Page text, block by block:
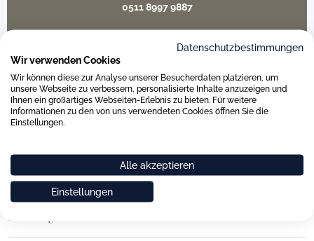
0511 8997 9887
Unsere Häuser
Hamburg am Neuen Wall
Hamburg AEZ
Datenschutzbestimmungen
Wir verwenden Cookies
Wir können diese zur Analyse unserer Besucherdaten platzieren, um
unsere Webseite zu verbessern, personalisierte Inhalte anzuzeigen und
Ihnen ein großartiges Webseiten-Erlebnis zu bieten. Für weitere
Informationen zu den von uns verwendeten Cookies öffnen Sie die
Einstellungen.
Alle akzeptieren
Einstellungen